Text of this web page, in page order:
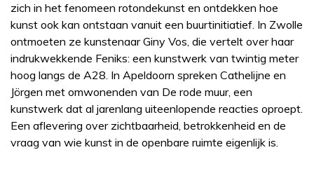
zich in het fenomeen rotondekunst en ontdekken hoe
kunst ook kan ontstaan vanuit een buurtinitiatief. In Zwolle
ontmoeten ze kunstenaar Giny Vos, die vertelt over haar
indrukwekkende Feniks: een kunstwerk van twintig meter
hoog langs de A28. In Apeldoorn spreken Cathelijne en
Jörgen met omwonenden van De rode muur, een
kunstwerk dat al jarenlang uiteenlopende reacties oproept.
Een aflevering over zichtbaarheid, betrokkenheid en de
vraag van wie kunst in de openbare ruimte eigenlijk is.